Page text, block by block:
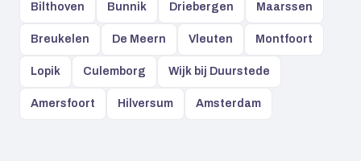
Bilthoven Bunnik Driebergen Maarssen
Breukelen De Meern Vleuten Montfoort
Lopik Culemborg Wijk bij Duurstede
Amersfoort Hilversum Amsterdam